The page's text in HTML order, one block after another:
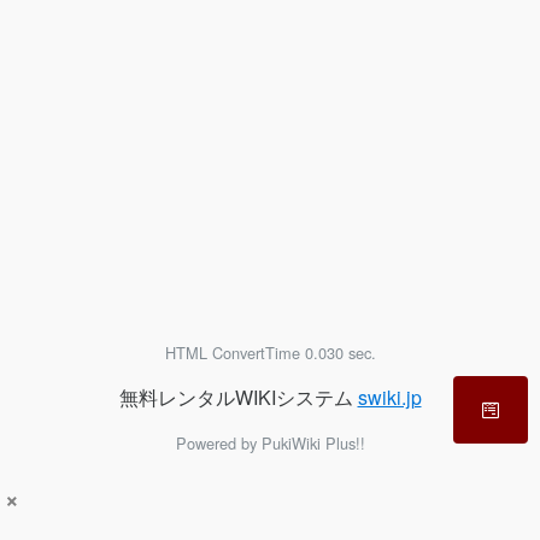
×
HTML ConvertTime 0.030 sec.
無料レンタルWIKIシステム swiki.jp
Powered by PukiWiki Plus!!